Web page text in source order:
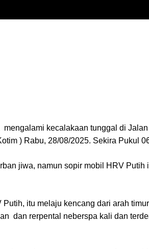
kecalakaan tunggal di
) Rabu, 28/08/2025. Sekira Pukul
jiwa, namun sopir mobil HRV
itu melaju kencang dari arah
dan rerpental neberspa kali dan